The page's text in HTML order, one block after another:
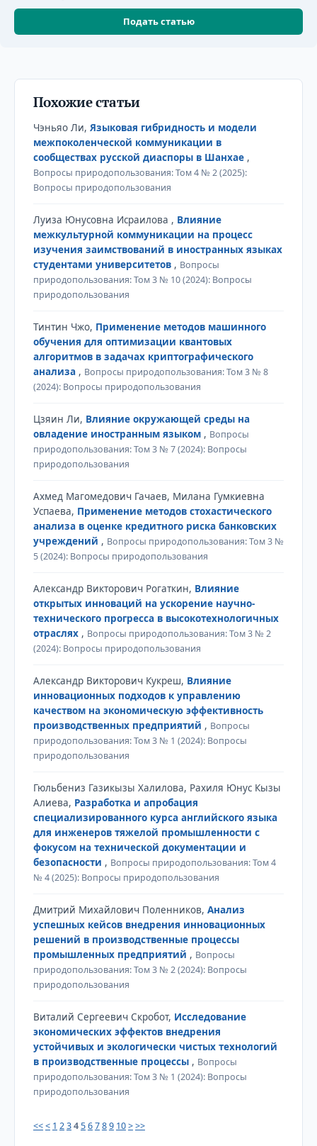
Подать статью
Похожие статьи
Чэньяо Ли, Языковая гибридность и модели
межпоколенческой коммуникации в
сообществах русской диаспоры в Шанхае ,
Вопросы природопользования: Том 4 № 2 (2025):
Вопросы природопользования
Луиза Юнусовна Исраилова , Влияние
межкультурной коммуникации на процесс
изучения заимствований в иностранных языках
студентами университетов , Вопросы
природопользования: Том 3 № 10 (2024): Вопросы
природопользования
Тинтин Чжо, Применение методов машинного
обучения для оптимизации квантовых
алгоритмов в задачах криптографического
анализа , Вопросы природопользования: Том 3 № 8
(2024): Вопросы природопользования
Цзяин Ли, Влияние окружающей среды на
овладение иностранным языком , Вопросы
природопользования: Том 3 № 7 (2024): Вопросы
природопользования
Ахмед Магомедович Гачаев, Милана Гумкиевна
Успаева, Применение методов стохастического
анализа в оценке кредитного риска банковских
учреждений , Вопросы природопользования: Том 3 №
5 (2024): Вопросы природопользования
Александр Викторович Рогаткин, Влияние
открытых инноваций на ускорение научно-
технического прогресса в высокотехнологичных
отраслях , Вопросы природопользования: Том 3 № 2
(2024): Вопросы природопользования
Александр Викторович Кукреш, Влияние
инновационных подходов к управлению
качеством на экономическую эффективность
производственных предприятий , Вопросы
природопользования: Том 3 № 1 (2024): Вопросы
природопользования
Гюльбениз Газикызы Халилова, Рахиля Юнус Кызы
Алиева, Разработка и апробация
специализированного курса английского языка
для инженеров тяжелой промышленности с
фокусом на технической документации и
безопасности , Вопросы природопользования: Том 4
№ 4 (2025): Вопросы природопользования
Дмитрий Михайлович Поленников, Анализ
успешных кейсов внедрения инновационных
решений в производственные процессы
промышленных предприятий , Вопросы
природопользования: Том 3 № 2 (2024): Вопросы
природопользования
Виталий Сергеевич Скробот, Исследование
экономических эффектов внедрения
устойчивых и экологически чистых технологий
в производственные процессы , Вопросы
природопользования: Том 3 № 1 (2024): Вопросы
природопользования
<<< 1 23456789 10>>>